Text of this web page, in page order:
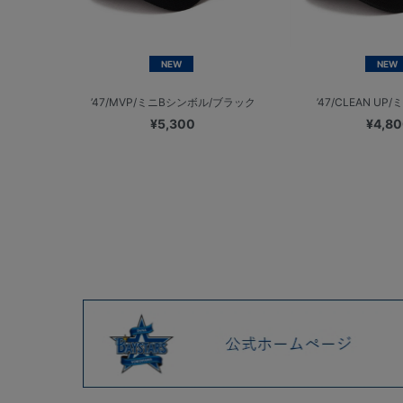
NEW
’47/MVP/ミニBシンボル/ブラック
¥5,300
NEW
’47/CLEAN UP/